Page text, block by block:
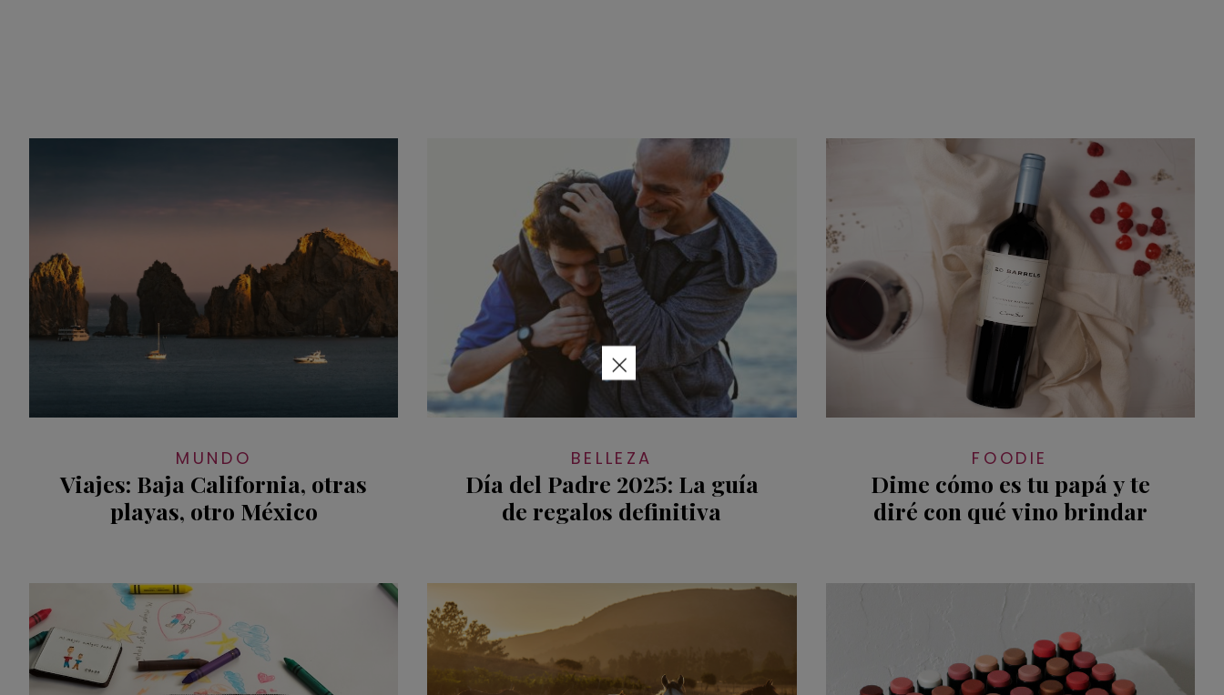
MUNDO
Viajes: Baja California, otras
playas, otro México
BELLEZA
Día del Padre 2025: La guía
de regalos definitiva
FOODIE
Dime cómo es tu papá y te
diré con qué vino brindar
×